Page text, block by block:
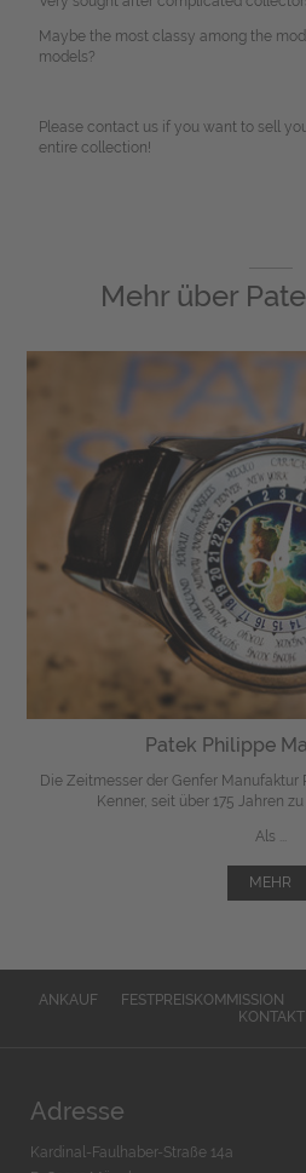
Maybe the most classy among the
models?
Please contact us if you want to sell
entire collection!
Mehr über
Patek Philippe
Die Zeitmesser der Genfer Manufaktur
Kenner, seit über 175 Jahren
Als ...
MEHR
ANKAUF FESTPREISKOMMISSION
KONTAKT
Adresse
Kardinal-Faulhaber-Straße 14a